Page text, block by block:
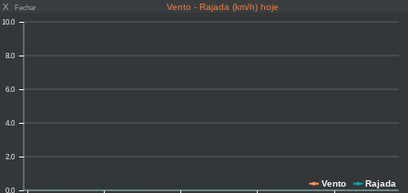
X Fechar Vento - Rajada (km/h) hoje